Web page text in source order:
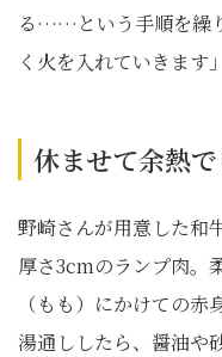
る……という手順を繰
く火を入れていきます」
休ませて余熱
野崎さんが用意した和
厚さ3cmのランプ肉。
（もも）にかけての
湯通ししたら、醤油や